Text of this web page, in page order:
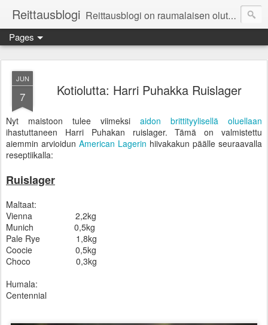
Reittausblogi Reittausblogi on raumalaisen olutharrastajan blogi. Reittaus (rating) tarkoittaa asioiden arvioimista. Reittausblogissa paneudutaan panemisen lopputuotteisiin eli arvioidaan oluita, puolueettomasti.
Pages
JUN
7 Kotiolutta: Harri Puhakka Ruislager
Nyt maistoon tulee viimeksi aidon brittityylisellä oluellaan
ihastuttaneen Harri Puhakan ruislager. Tämä on valmistettu
aiemmin arvioidun American Lagerin hiivakakun päälle seuraavalla
reseptiikalla:
Ruislager
Maltaat:
Vienna 2,2kg
Munich 0,5kg
Pale Rye 1,8kg
Coocie 0,5kg
Choco 0,3kg
Humala:
Centennial